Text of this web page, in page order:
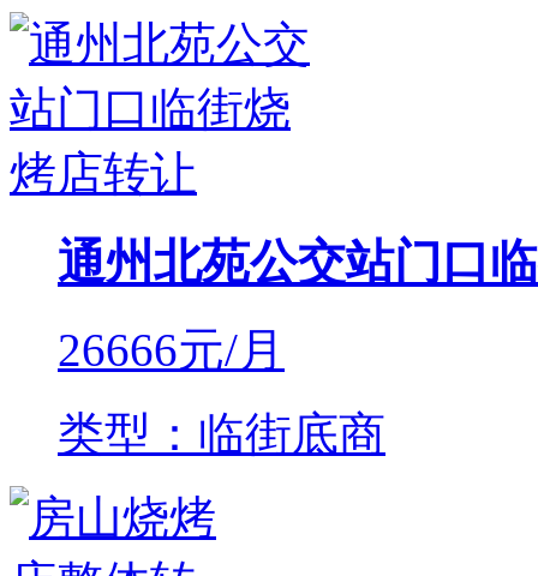
通州北苑公交站门口
26666元/月
类型：临街底商